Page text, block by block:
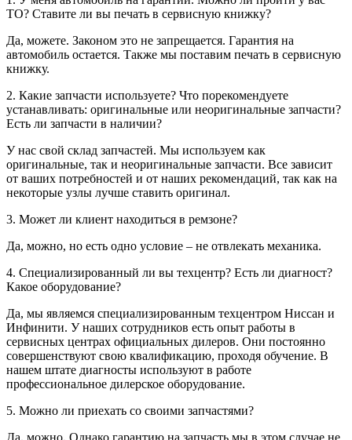
ТО? Ставите ли вы печать в сервисную книжку?
Да, можете. Законом это не запрещается. Гарантия на
автомобиль остается. Также мы поставим печать в сервисную
книжку.
2. Какие запчасти используете? Что порекомендуете
устанавливать: оригинальные или неоригинальные запчасти?
Есть ли запчасти в наличии?
У нас свой склад запчастей. Мы используем как
оригинальные, так и неоригинальные запчасти. Все зависит
от ваших потребностей и от наших рекомендаций, так как на
некоторые узлы лучше ставить оригинал.
3. Может ли клиент находиться в ремзоне?
Да, можно, но есть одно условие – не отвлекать механика.
4. Специализированный ли вы техцентр? Есть ли диагност?
Какое оборудование?
Да, мы являемся специализированным техцентром Ниссан и
Инфинити. У наших сотрудников есть опыт работы в
сервисных центрах официальных дилеров. Они постоянно
совершенствуют свою квалификацию, проходя обучение. В
нашем штате диагносты используют в работе
профессиональное дилерское оборудование.
5. Можно ли приехать со своими запчастями?